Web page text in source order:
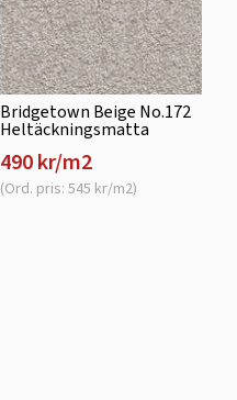
Bridgetown Beige No.172
Heltäckningsmatta
490 kr/m2
(Ord. pris: 545 kr/m2)